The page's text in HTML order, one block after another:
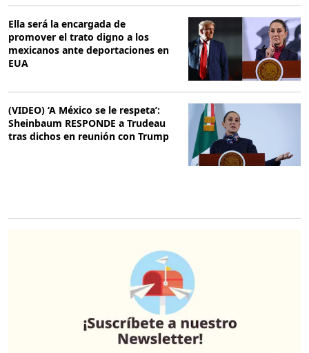
Ella será la encargada de
promover el trato digno a los
mexicanos ante deportaciones en
EUA
(VIDEO) ‘A México se le respeta’:
Sheinbaum RESPONDE a Trudeau
tras dichos en reunión con Trump